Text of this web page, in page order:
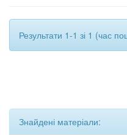
Результати 1-1 зі 1 (час
Знайдені матеріали: